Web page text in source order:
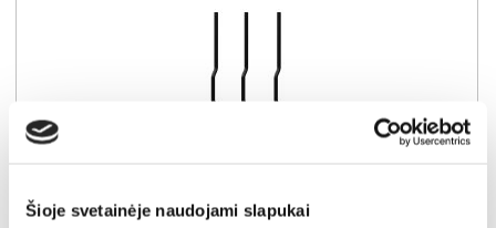
Šioje svetainėje naudojami slapukai